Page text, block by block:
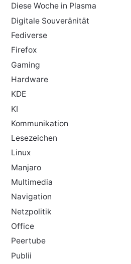
Diese Woche in Plasma
Digitale Souveränität
Fediverse
Firefox
Gaming
Hardware
KDE
KI
Kommunikation
Lesezeichen
Linux
Manjaro
Multimedia
Navigation
Netzpolitik
Office
Peertube
Publii